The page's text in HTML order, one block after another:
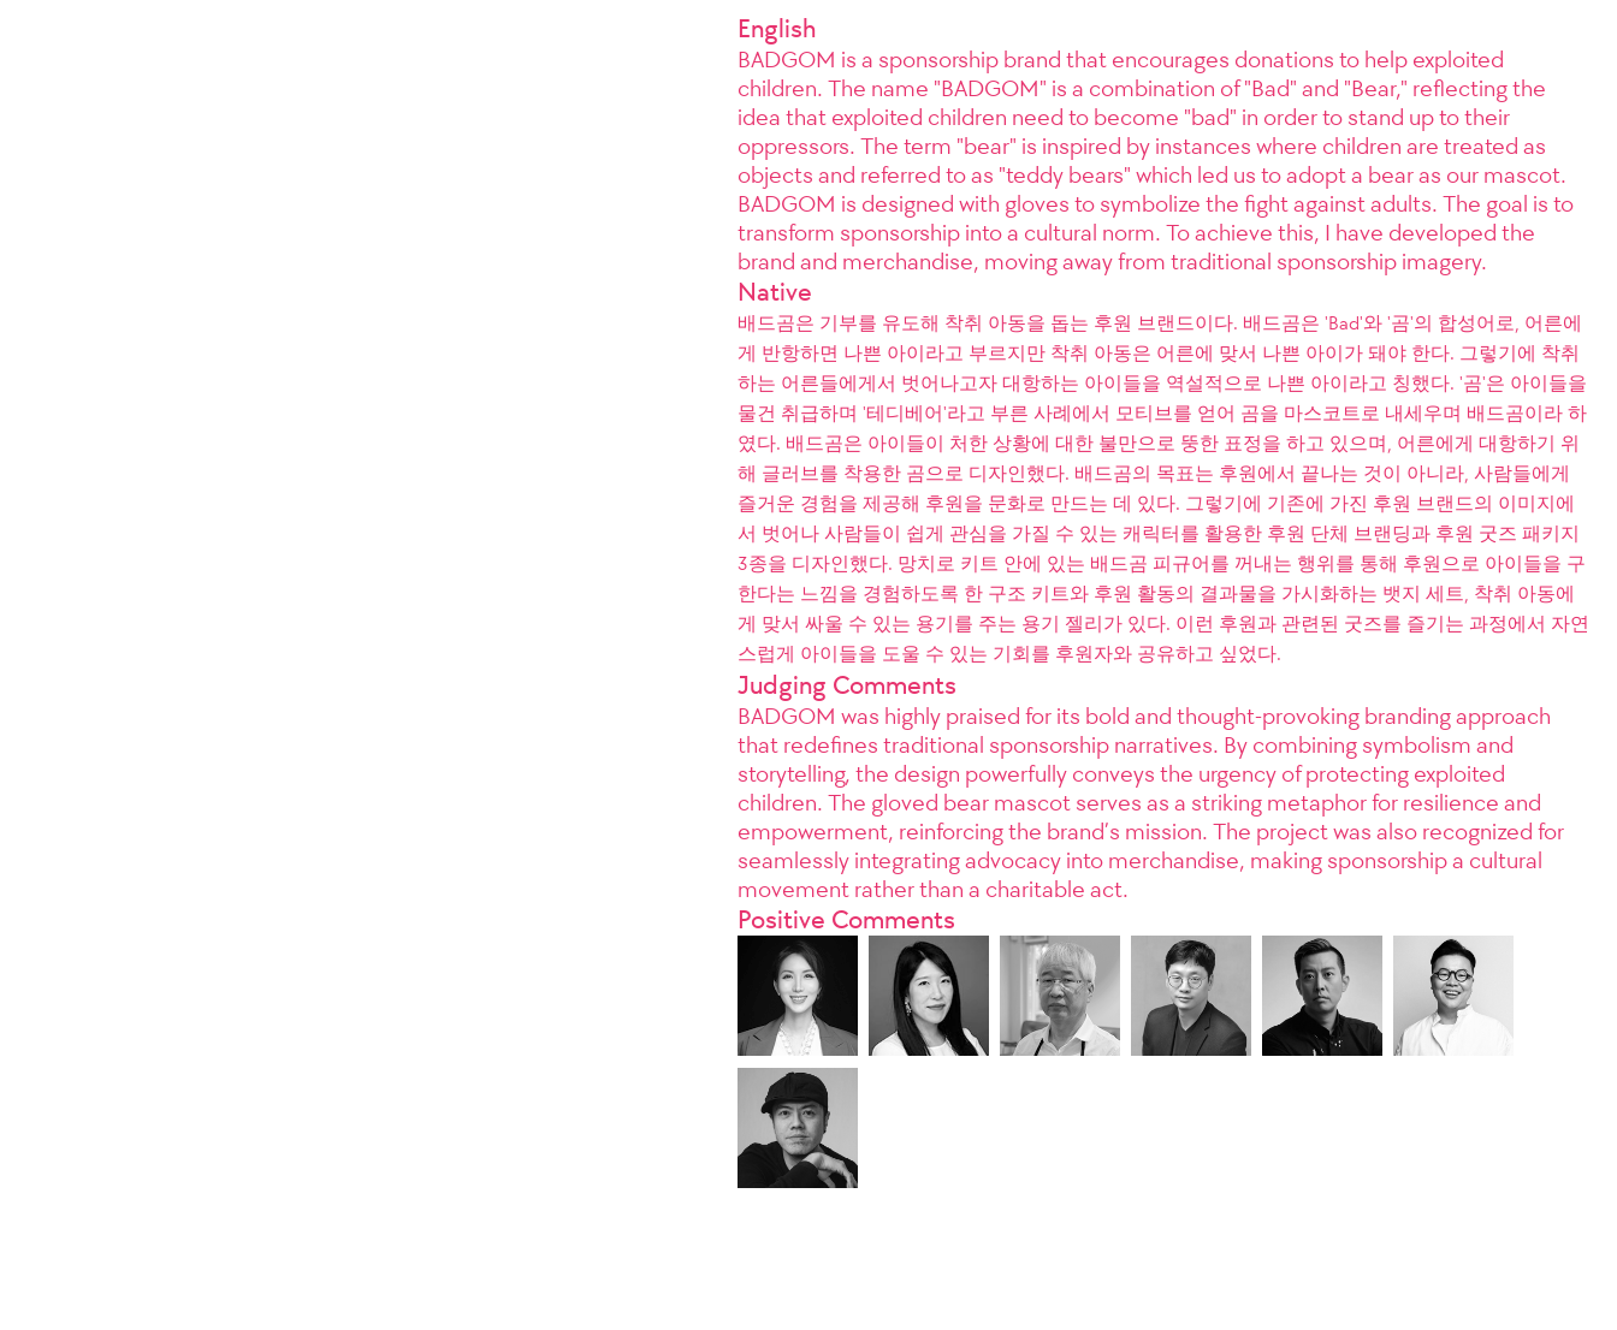
English
BADGOM is a sponsorship brand that encourages donations to help exploited
children. The name "BADGOM" is a combination of "Bad" and "Bear," reflecting the
idea that exploited children need to become "bad" in order to stand up to their
oppressors. The term "bear" is inspired by instances where children are treated as
objects and referred to as "teddy bears" which led us to adopt a bear as our mascot.
BADGOM is designed with gloves to symbolize the fight against adults. The goal is to
transform sponsorship into a cultural norm. To achieve this, I have developed the
brand and merchandise, moving away from traditional sponsorship imagery.
Native
배드곰은 기부를 유도해 착취 아동을 돕는 후원 브랜드이다. 배드곰은 'Bad'와 '곰'의 합성어로, 어른에
게 반항하면 나쁜 아이라고 부르지만 착취 아동은 어른에 맞서 나쁜 아이가 돼야 한다. 그렇기에 착취
하는 어른들에게서 벗어나고자 대항하는 아이들을 역설적으로 나쁜 아이라고 칭했다. '곰'은 아이들을
물건 취급하며 '테디베어'라고 부른 사례에서 모티브를 얻어 곰을 마스코트로 내세우며 배드곰이라 하
였다. 배드곰은 아이들이 처한 상황에 대한 불만으로 뚱한 표정을 하고 있으며, 어른에게 대항하기 위
해 글러브를 착용한 곰으로 디자인했다. 배드곰의 목표는 후원에서 끝나는 것이 아니라, 사람들에게
즐거운 경험을 제공해 후원을 문화로 만드는 데 있다. 그렇기에 기존에 가진 후원 브랜드의 이미지에
서 벗어나 사람들이 쉽게 관심을 가질 수 있는 캐릭터를 활용한 후원 단체 브랜딩과 후원 굿즈 패키지
3종을 디자인했다. 망치로 키트 안에 있는 배드곰 피규어를 꺼내는 행위를 통해 후원으로 아이들을 구
한다는 느낌을 경험하도록 한 구조 키트와 후원 활동의 결과물을 가시화하는 뱃지 세트, 착취 아동에
게 맞서 싸울 수 있는 용기를 주는 용기 젤리가 있다. 이런 후원과 관련된 굿즈를 즐기는 과정에서 자연
스럽게 아이들을 도울 수 있는 기회를 후원자와 공유하고 싶었다.
Judging Comments
BADGOM was highly praised for its bold and thought-provoking branding approach
that redefines traditional sponsorship narratives. By combining symbolism and
storytelling, the design powerfully conveys the urgency of protecting exploited
children. The gloved bear mascot serves as a striking metaphor for resilience and
empowerment, reinforcing the brand’s mission. The project was also recognized for
seamlessly integrating advocacy into merchandise, making sponsorship a cultural
movement rather than a charitable act.
Positive Comments